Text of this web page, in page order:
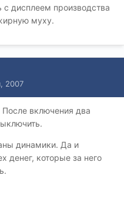
с дисплеем производства
муху.
2007
включения два
динамики. Да и
денег, которые за него